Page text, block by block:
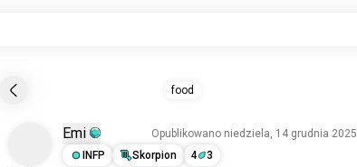
food
Emi
Opublikowano niedziela, 14 grudnia 2025
INFP
Skorpion 4 3